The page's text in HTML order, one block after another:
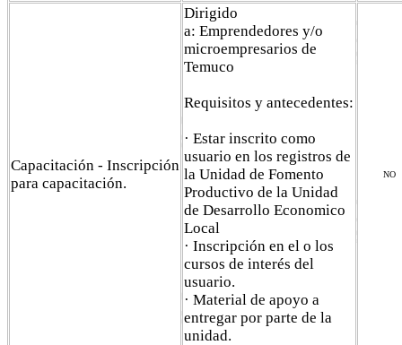
Capacitación - Inscripción
para capacitación.
Dirigido
a: Emprendedores y/o
microempresarios de
Temuco
Requisitos y antecedentes:
· Estar inscrito como
usuario en los registros de
la Unidad de Fomento
Productivo de la Unidad
de Desarrollo Economico
Local
· Inscripción en el o los
cursos de interés del
usuario.
· Material de apoyo a
entregar por parte de la
unidad.
NO